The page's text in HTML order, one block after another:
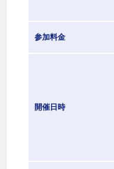
参加料金
開催日時